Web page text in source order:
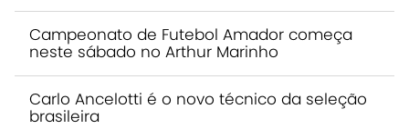
Campeonato de Futebol Amador começa
neste sábado no Arthur Marinho
Carlo Ancelotti é o novo técnico da seleção
brasileira